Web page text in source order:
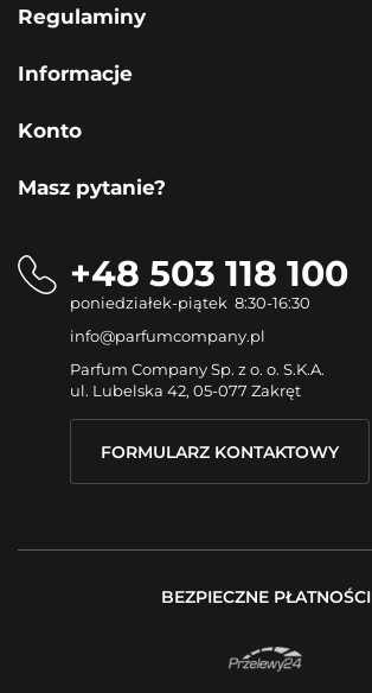
Regulaminy
Informacje
Konto
Masz pytanie?
+48 503 118 100
poniedziałek-piątek 8:30-16:30
info@parfumcompany.pl
Parfum Company Sp. z o. o. S.K.A.
ul. Lubelska 42, 05-077 Zakręt
FORMULARZ KONTAKTOWY
BEZPIECZNE PŁATNOŚCI